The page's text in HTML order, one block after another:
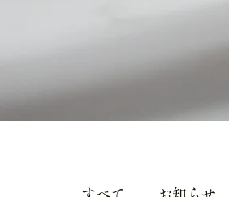
すべて お知らせ